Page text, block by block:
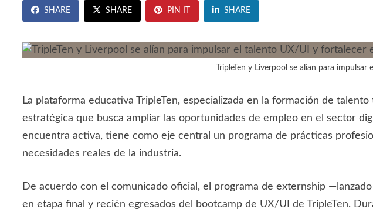
SHARE SHARE PIN IT SHARE
TripleTen y Liverpool se alían para
La plataforma educativa TripleTen, especializada en la formación de
estratégica que busca ampliar las oportunidades de empleo en el sector
encuentra activa, tiene como eje central un programa de prácticas
necesidades reales de la industria.
De acuerdo con el comunicado oficial, el programa de externship
en etapa final y recién egresados del bootcamp de UX/UI de TripleTen.